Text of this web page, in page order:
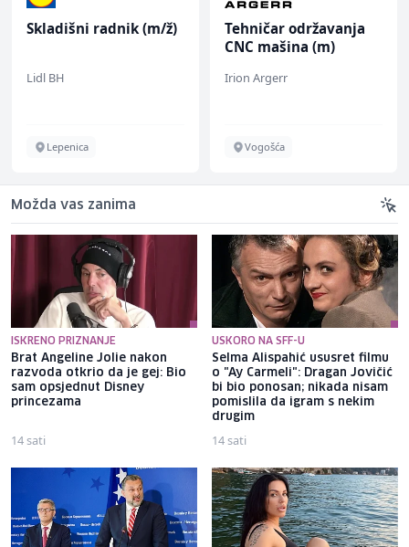
Skladišni radnik (m/ž)
Lidl BH
Lepenica
Tehničar održavanja
CNC mašina (m)
Irion Argerr
Vogošća
Možda vas zanima
ISKRENO PRIZNANJE
Brat Angeline Jolie nakon
razvoda otkrio da je gej: Bio
sam opsjednut Disney
princezama
14 sati
USKORO NA SFF-U
Selma Alispahić ususret filmu
o "Ay Carmeli": Dragan Jovičić
bi bio ponosan; nikada nisam
pomislila da igram s nekim
drugim
14 sati